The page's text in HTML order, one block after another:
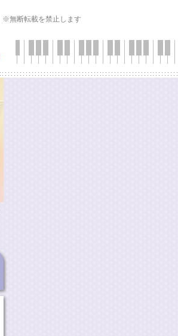
※無断転載を禁止します